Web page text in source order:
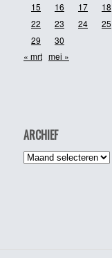
15
16 17 18
22
23 24 25
29
30
« mrt mei »
ARCHIEF
Archief